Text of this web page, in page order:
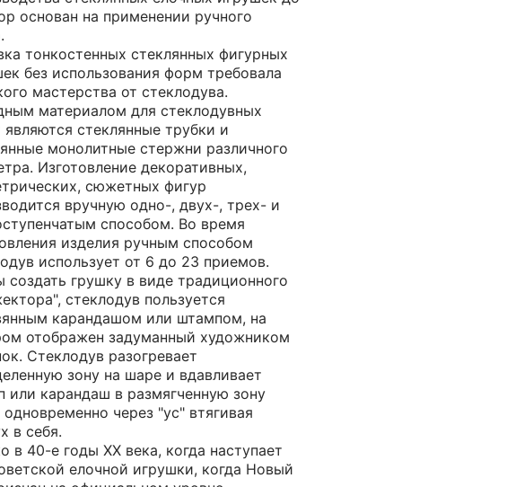
основан на применении ручного
тонкостенных стеклянных фигурных
без использования форм требовала
мастерства от стеклодува.
материалом для стеклодувных
являются стеклянные трубки и
монолитные стержни различного
Изготовление декоративных,
сюжетных фигур
вручную одно-, двух-, трех- и
способом. Во время
изделия ручным способом
использует от 6 до 23 приемов.
создать грушку в виде традиционного
стеклодув пользуется
карандашом или штампом, на
отображен задуманный художником
Стеклодув разогревает
зону на шаре и вдавливает
или карандаш в размягченную зону
через "ус" втягивая
в себя.
в 40-е годы ХХ века, когда наступает
елочной игрушки, когда Новый